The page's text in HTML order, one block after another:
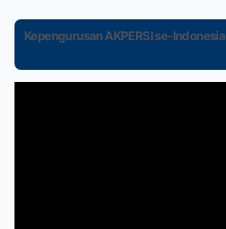
Kepengurusan AKPERSI se-Indonesia